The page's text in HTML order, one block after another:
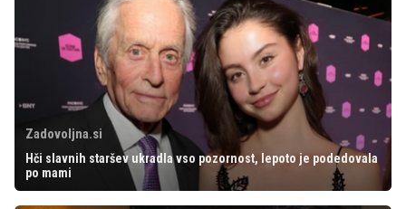
Zadovoljna.si
Hči slavnih staršev ukradla vso pozornost, lepoto je podedovala
po mami